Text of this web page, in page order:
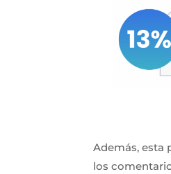
Además, esta
los